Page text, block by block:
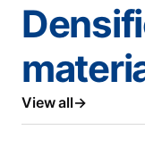
View all